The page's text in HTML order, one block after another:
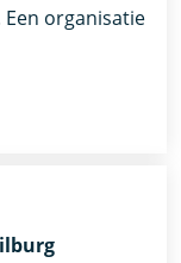
organisatie